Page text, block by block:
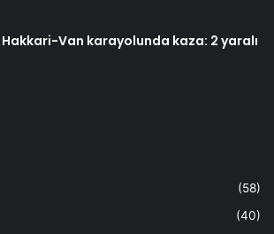
Hakkari-Van karayolunda kaza: 2 yaralı
(58)
(40)